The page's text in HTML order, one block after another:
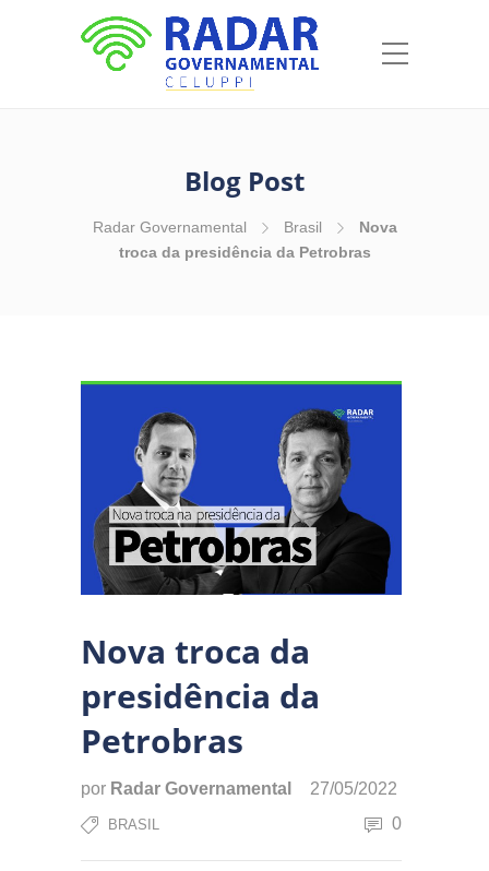
Blog Post
Radar Governamental Brasil
Nova
troca da presidência da Petrobras
Nova troca da
presidência da
Petrobras
por Radar Governamental 27/05/2022
BRASIL 0